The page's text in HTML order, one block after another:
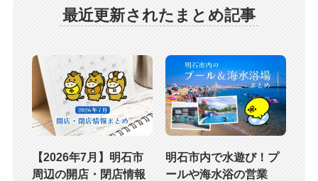
最近更新されたまとめ記事
【2026年7月】明石市
周辺の開店・閉店情報
明石市内で水遊び！プ
ールや海水浴の営業